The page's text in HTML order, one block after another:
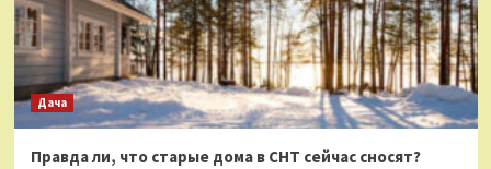
Дача
Правда ли, что старые дома в СНТ сейчас сносят?